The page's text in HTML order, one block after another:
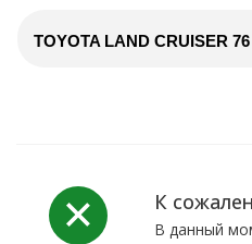
TOYOTA LAND CRUISER 76
К
В данный